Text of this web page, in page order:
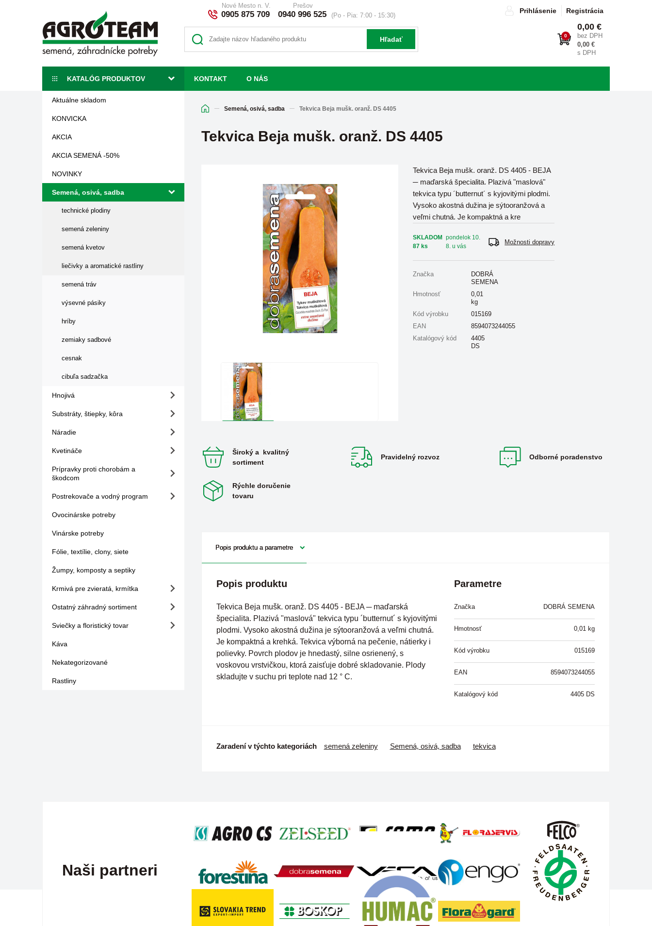
Nové Mesto n. V.
0905 875 709
Prešov
0940 996 525 (Po - Pia: 7:00 - 15:30)
Prihlásenie Registrácia
Hľadať 0
0,00 €
bez DPH
0,00 €
s DPH
KONTAKT O NÁS
KATALÓG PRODUKTOV
Aktuálne skladom
KONVICKA
AKCIA
AKCIA SEMENÁ -50%
NOVINKY
Semená, osivá, sadba
technické plodiny
semená zeleniny
semená kvetov
liečivky a aromatické rastliny
semená tráv
výsevné pásiky
hríby
zemiaky sadbové
cesnak
cibuľa sadzačka
Hnojivá
Substráty, štiepky, kôra
Náradie
Kvetináče
Prípravky proti chorobám a
škodcom
Postrekovače a vodný program
Ovocinárske potreby
Vinárske potreby
Fólie, textílie, clony, siete
Žumpy, komposty a septiky
Krmivá pre zvieratá, krmítka
Ostatný záhradný sortiment
Sviečky a floristický tovar
Káva
Nekategorizované
Rastliny
Semená, osivá, sadba Tekvica Beja mušk. oranž. DS 4405
Tekvica Beja mušk. oranž. DS 4405
Tekvica Beja mušk. oranž. DS 4405 - BEJA
─ maďarská špecialita. Plazivá "maslová"
tekvica typu ´butternut´ s kyjovitými plodmi.
Vysoko akostná dužina je sýtooranžová a
veľmi chutná. Je kompaktná a kre
SKLADOM
87 ks
pondelok 10.
8. u vás
Možnosti dopravy
Značka
DOBRÁ
SEMENA
Hmotnosť
0,01
kg
Kód výrobku
015169
EAN
8594073244055
Katalógový kód
4405
DS
Široký a kvalitný
sortiment
Pravidelný rozvoz Odborné poradenstvo
Rýchle doručenie
tovaru
Popis produktu a parametre
Popis produktu
Tekvica Beja mušk. oranž. DS 4405 - BEJA ─ maďarská
špecialita. Plazivá "maslová" tekvica typu ´butternut´ s kyjovitými
plodmi. Vysoko akostná dužina je sýtooranžová a veľmi chutná.
Je kompaktná a krehká. Tekvica výborná na pečenie, nátierky i
polievky. Povrch plodov je hnedastý, silne osrienený, s
voskovou vrstvičkou, ktorá zaisťuje dobré skladovanie. Plody
skladujte v suchu pri teplote nad 12 ° C.
Parametre
Značka DOBRÁ SEMENA
Hmotnosť 0,01 kg
Kód výrobku 015169
EAN 8594073244055
Katalógový kód 4405 DS
Zaradení v týchto kategoriách semená zeleniny Semená, osivá, sadba tekvica
Naši partneri